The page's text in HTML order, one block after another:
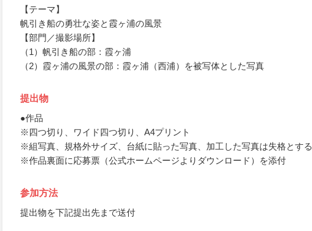
【テーマ】
帆引き船の勇壮な姿と霞ヶ浦の風景
【部門／撮影場所】
（1）帆引き船の部：霞ヶ浦
（2）霞ヶ浦の風景の部：霞ヶ浦（西浦）を被写体とした写真
提出物
●作品
※四つ切り、ワイド四つ切り、A4プリント
※組写真、規格外サイズ、台紙に貼った写真、加工した写真は失格とする
※作品裏面に応募票（公式ホームページよりダウンロード）を添付
参加方法
提出物を下記提出先まで送付